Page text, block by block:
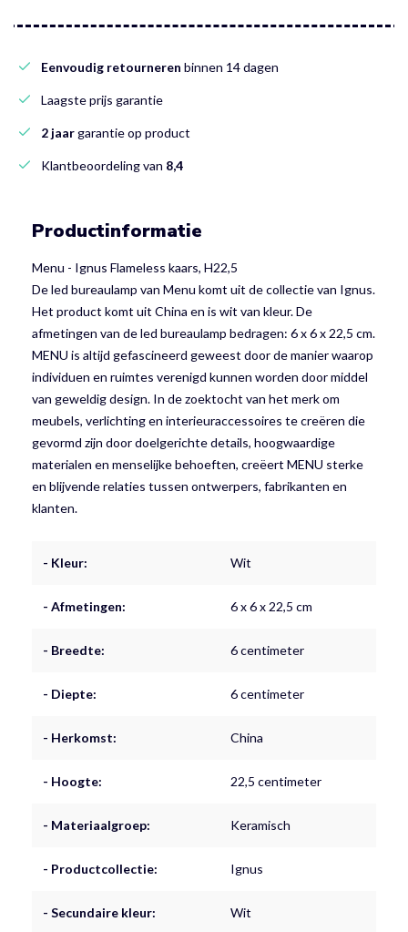
Eenvoudig retourneren binnen 14 dagen
Laagste prijs garantie
2 jaargarantie op product
Klantbeoordeling van 8,4
Productinformatie
Menu - Ignus Flameless kaars, H22,5
De led bureaulamp van Menu komt uit de collectie van Ignus.
Het product komt uit China en is wit van kleur. De
afmetingen van de led bureaulamp bedragen: 6 x 6 x 22,5 cm.
MENU is altijd gefascineerd geweest door de manier waarop
individuen en ruimtes verenigd kunnen worden door middel
van geweldig design. In de zoektocht van het merk om
meubels, verlichting en interieuraccessoires te creëren die
gevormd zijn door doelgerichte details, hoogwaardige
materialen en menselijke behoeften, creëert MENU sterke
en blijvende relaties tussen ontwerpers, fabrikanten en
klanten.
- Kleur: Wit
- Afmetingen: 6 x 6 x 22,5 cm
- Breedte: 6 centimeter
- Diepte: 6 centimeter
- Herkomst: China
- Hoogte: 22,5 centimeter
- Materiaalgroep: Keramisch
- Productcollectie: Ignus
- Secundaire kleur: Wit